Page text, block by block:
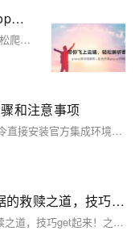
带你飞上云端，轻松解析数据——gopup库详细解析--包含安装库教程
本文介绍了Python库gopup，它是一个用于轻松爬取互联网数据的工具，简化了数据收集和处理的过程。文章提供了gopup的安装教程，特别强调了安装时需注意setuptools版本，并给出了PyCharm和命令行两种安装方法。gopup库能获取包括指数、百度和谷歌数据等多种类型的数据。文中还展示了如何使用gopup获取微博指数和豆瓣新片榜数据，并通过代码示例呈现数据和图表。此外，文章提醒了使用时的风险和部分接口的失效情况，并提供了库文档链接以供深入学习。gopup库适用于数据可视化和数据分析，是进行文本挖掘和自然语言处理项目的理想工具。
和注意事项
一、安装流程 执行官方安装脚本 通过以下命令直接安装官方集成环境（支持CentOS 7及以上版本）： ``` yum install -y wget && wget -O install.sh https://www.hsbang.com/ install.sh && sh install.sh ``` 安装过程包含自动下载组件和配置环境，需等待2-5分钟。
数据库灾难应对：MySQL误删除数据的救赎之道，技巧get起来！之binlog
《数据库灾难应对：MySQL误删除数据的救赎之道，技巧get起来！之binlog》介绍了如何利用MySQL的二进制日志（Binlog）恢复误删除的数据。主要内容包括： 1. **启用二进制日志**：在`my.cnf`中配置`log-bin`并重启MySQL服务。 2. **查看二进制日志文件**：使用`SHOW VARIABLES LIKE &#39;log_%&#39;;`和`SHOW MASTER STATUS;`命令获取当前日志文件及位置。 3. **创建数据备份**：确保在恢复前已有备份，以防意外。 4. **导出二进制日志为SQL语句**：使用`mysqlbinlog`